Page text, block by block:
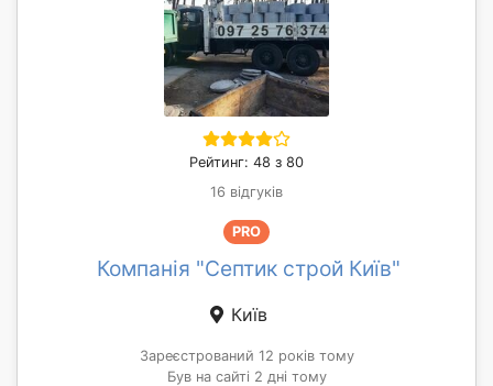
Рейтинг: 48 з 80
16 відгуків
PRO
Компанія "Септик строй Київ"
Київ
Зареєстрований 12 років тому
Був на сайті 2 дні тому